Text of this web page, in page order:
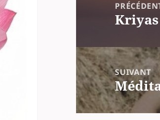
Article
précédent :
Kriyas
SUIVANT
Article
suivant :